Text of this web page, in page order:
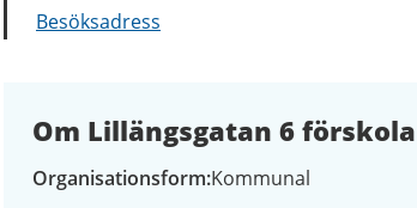
Besöksadress
Om Lillängsgatan 6 förskola
Organisationsform Kommunal